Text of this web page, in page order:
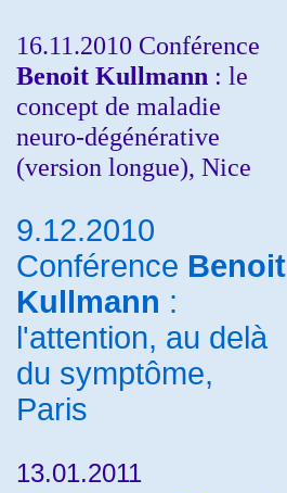
16.11.2010 Conférence
Benoit Kullmann : le
concept de maladie
neuro-dégénérative
(version longue), Nice
9.12.2010
Conférence Benoit
Kullmann :
l'attention, au delà
du symptôme,
Paris
13.01.2011